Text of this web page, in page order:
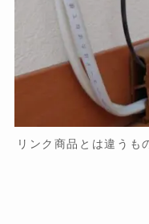
リンク商品とは違うも